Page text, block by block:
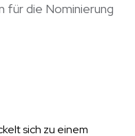
für die Nominierung
sich zu einem